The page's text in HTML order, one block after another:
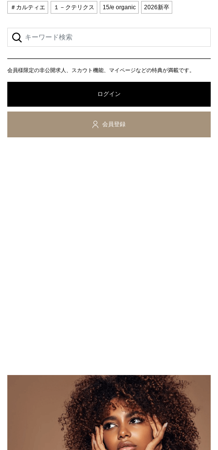
＃カルティエ １－クテリクス 15/e organic 2026新卒
会員様限定の非公開求人、スカウト機能、マイページなどの特典が満載です。
ログイン
会員登録